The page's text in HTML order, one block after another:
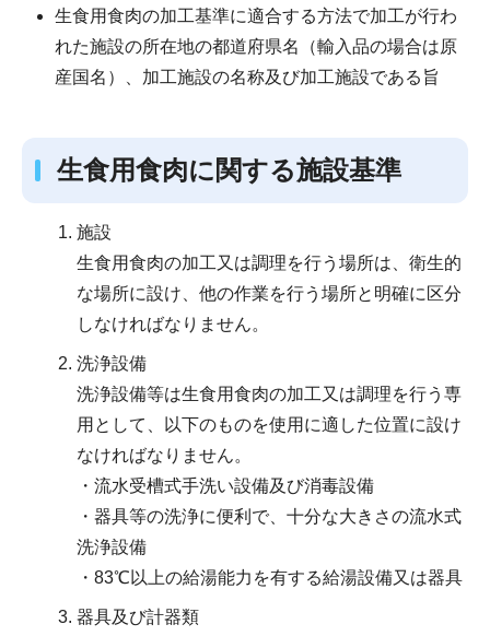
生食用食肉の加工基準に適合する方法で加工が行わ
れた施設の所在地の都道府県名（輸入品の場合は原
産国名）、加工施設の名称及び加工施設である旨
生食用食肉に関する施設基準
施設
生食用食肉の加工又は調理を行う場所は、衛生的
な場所に設け、他の作業を行う場所と明確に区分
しなければなりません。
洗浄設備
洗浄設備等は生食用食肉の加工又は調理を行う専
用として、以下のものを使用に適した位置に設け
なければなりません。
・流水受槽式手洗い設備及び消毒設備
・器具等の洗浄に便利で、十分な大きさの流水式
洗浄設備
・83℃以上の給湯能力を有する給湯設備又は器具
器具及び計器類